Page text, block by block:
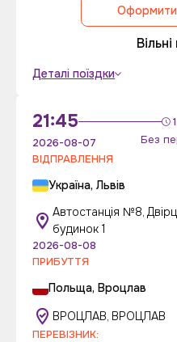
Оформити
Деталі поїздки
21:45
Без
2026-08-07
ВІДПРАВЛЕННЯ
Україна, Львів
Автостанція №8,
будинок 1
2026-08-08
ПРИБУТТЯ
Польща, Вроцлав
ВРОЦЛАВ, ВРОЦЛАВ
ПЕРЕВІЗНИК: